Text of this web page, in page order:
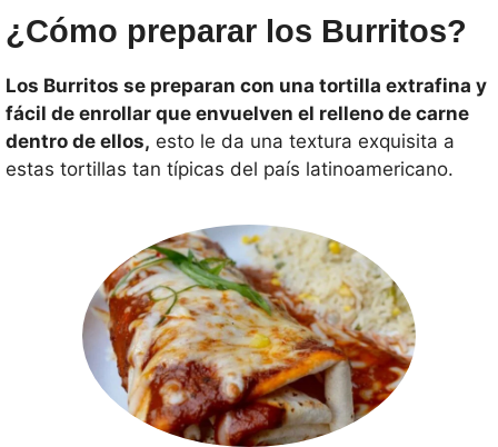
¿Cómo preparar los Burritos?
Los Burritos se preparan con una tortilla extrafina y
fácil de enrollar que envuelven el relleno de carne
dentro de ellos, esto le da una textura exquisita a
estas tortillas tan típicas del país latinoamericano.